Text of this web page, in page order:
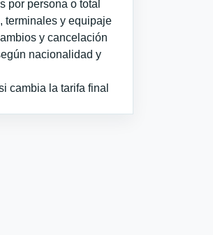
por persona o total
terminales y equipaje
y cancelación
nacionalidad y
cambia la tarifa final